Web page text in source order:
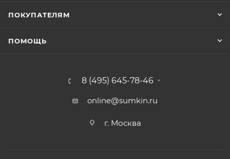
ПОКУПАТЕЛЯМ
ПОМОЩЬ
8 (495) 645-78-46
online@sumkin.ru
г. Москва